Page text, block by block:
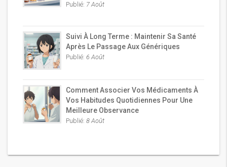
Publié: 7 Août
Suivi À Long Terme : Maintenir Sa Santé
Après Le Passage Aux Génériques
Publié: 6 Août
Comment Associer Vos Médicaments À
Vos Habitudes Quotidiennes Pour Une
Meilleure Observance
Publié: 8 Août